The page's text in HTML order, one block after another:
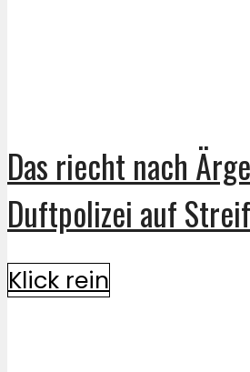
Das riecht nach
Duftpolizei auf
Klick rein